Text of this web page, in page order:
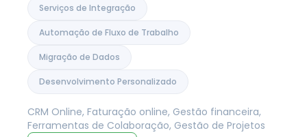
Serviços de Integração
Automação de Fluxo de Trabalho
Migração de Dados
Desenvolvimento Personalizado
CRM Online, Faturação online, Gestão financeira,
Ferramentas de Colaboração, Gestão de Projetos